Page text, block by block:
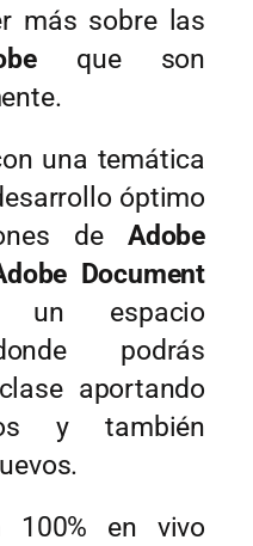
más sobre las
que son
una temática
óptimo
de Adobe
Document
un espacio
podrás
aportando
y también
100% en vivo